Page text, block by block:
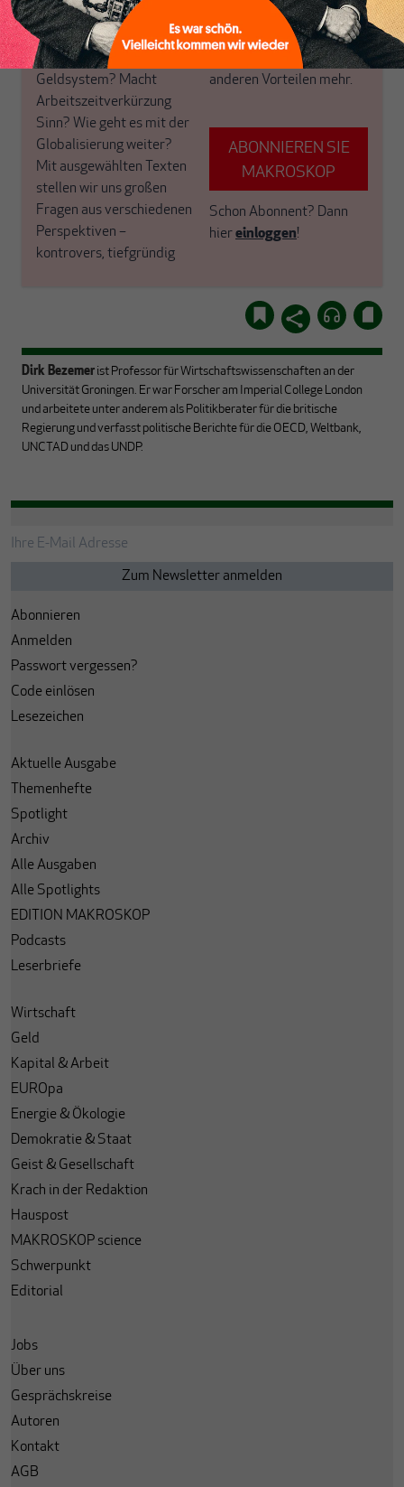
neu ausrichten.
Warum versteht fast
niemand unser eigenes
Geldsystem? Macht
Arbeitszeitverkürzung
Sinn? Wie geht es mit der
Globalisierung weiter?
Mit ausgewählten Texten
stellen wir uns großen
Fragen aus verschiedenen
Perspektiven –
kontrovers, tiefgründig
jetzt auf und profitieren
von einem erweiterten
inhaltlichen Angebot und
anderen Vorteilen mehr.
ABONNIEREN SIE
MAKROSKOP
Schon Abonnent? Dann
hiereinloggen!
Dirk Bezemer ist Professor für Wirtschaftswissenschaften an der
Universität Groningen. Er war Forscher am Imperial College London
und arbeitete unter anderem als Politikberater für die britische
Regierung und verfasst politische Berichte für die OECD, Weltbank,
UNCTAD und das UNDP.
Abonnieren
Anmelden
Passwort vergessen?
Code einlösen
Lesezeichen
Aktuelle Ausgabe
Themenhefte
Spotlight
Archiv
Alle Ausgaben
Alle Spotlights
EDITION MAKROSKOP
Podcasts
Leserbriefe
Wirtschaft
Geld
Kapital & Arbeit
EUROpa
Energie & Ökologie
Demokratie & Staat
Geist & Gesellschaft
Krach in der Redaktion
Hauspost
MAKROSKOP science
Schwerpunkt
Editorial
Jobs
Über uns
Gesprächskreise
Autoren
Kontakt
AGB